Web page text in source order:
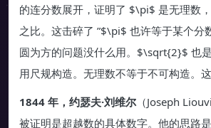
的连分数展开，证明了 $\pi$ 是无理数
之比。这击碎了 ”$\pi$ 也许等于某个分
圆为方的问题没什么用。$\sqrt{2}$ 也
用尺规构造。无理数不等于不可构造。
1844 年，约瑟夫·刘维尔（Joseph
被证明是超越数的具体数字。他的思路